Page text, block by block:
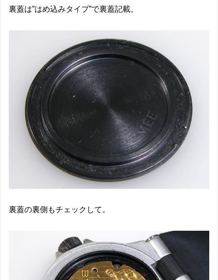
裏蓋は”はめ込みタイプ”で裏蓋記載。
裏蓋の裏側もチェックして。